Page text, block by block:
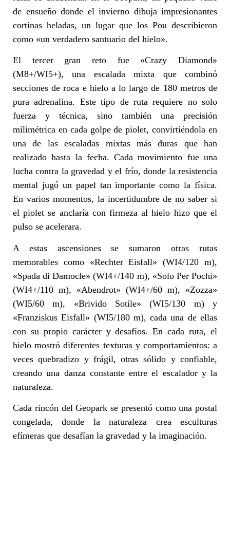
de ensueño donde el invierno dibuja impresionantes
cortinas heladas, un lugar que los Pou describieron
como «un verdadero santuario del hielo».
El tercer gran reto fue «Crazy Diamond»
(M8+/WI5+), una escalada mixta que combinó
secciones de roca e hielo a lo largo de 180 metros de
pura adrenalina. Este tipo de ruta requiere no solo
fuerza y técnica, sino también una precisión
milimétrica en cada golpe de piolet, convirtiéndola en
una de las escaladas mixtas más duras que han
realizado hasta la fecha. Cada movimiento fue una
lucha contra la gravedad y el frío, donde la resistencia
mental jugó un papel tan importante como la física.
En varios momentos, la incertidumbre de no saber si
el piolet se anclaría con firmeza al hielo hizo que el
pulso se acelerara.
A estas ascensiones se sumaron otras rutas
memorables como «Rechter Eisfall» (WI4/120 m),
«Spada di Damocle» (WI4+/140 m), «Solo Per Pochi»
(WI4+/110 m), «Abendrot» (WI4+/60 m), «Zozza»
(WI5/60 m), «Brivido Sotile» (WI5/130 m) y
«Franziskus Eisfall» (WI5/180 m), cada una de ellas
con su propio carácter y desafíos. En cada ruta, el
hielo mostró diferentes texturas y comportamientos: a
veces quebradizo y frágil, otras sólido y confiable,
creando una danza constante entre el escalador y la
naturaleza.
Cada rincón del Geopark se presentó como una postal
congelada, donde la naturaleza crea esculturas
efímeras que desafían la gravedad y la imaginación.